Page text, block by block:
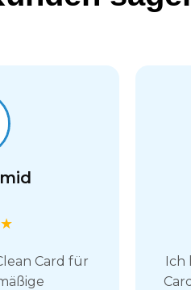
Card für
Ich